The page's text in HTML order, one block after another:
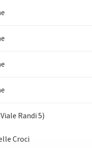
Randi 5)
Croci